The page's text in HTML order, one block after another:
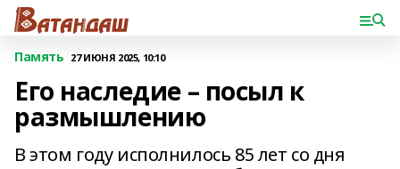
Память 27 ИЮНЯ 2025, 10:10
Его наследие – посыл к
размышлению
В этом году исполнилось 85 лет со дня